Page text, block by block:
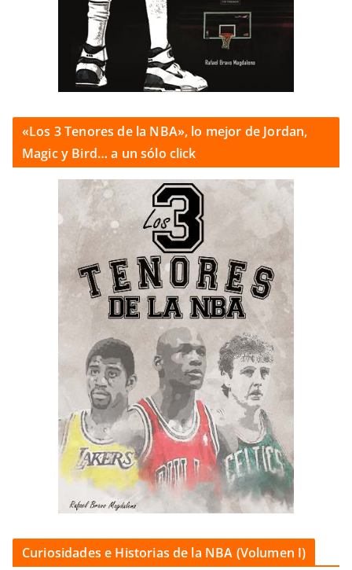
«Los 3 Tenores de la NBA», lo mejor de Jordan,
Magic y Bird… a un sólo click
Curiosidades e Historias de la NBA (Volumen I)